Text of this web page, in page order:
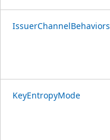
IssuerChannelBehaviors
KeyEntropyMode